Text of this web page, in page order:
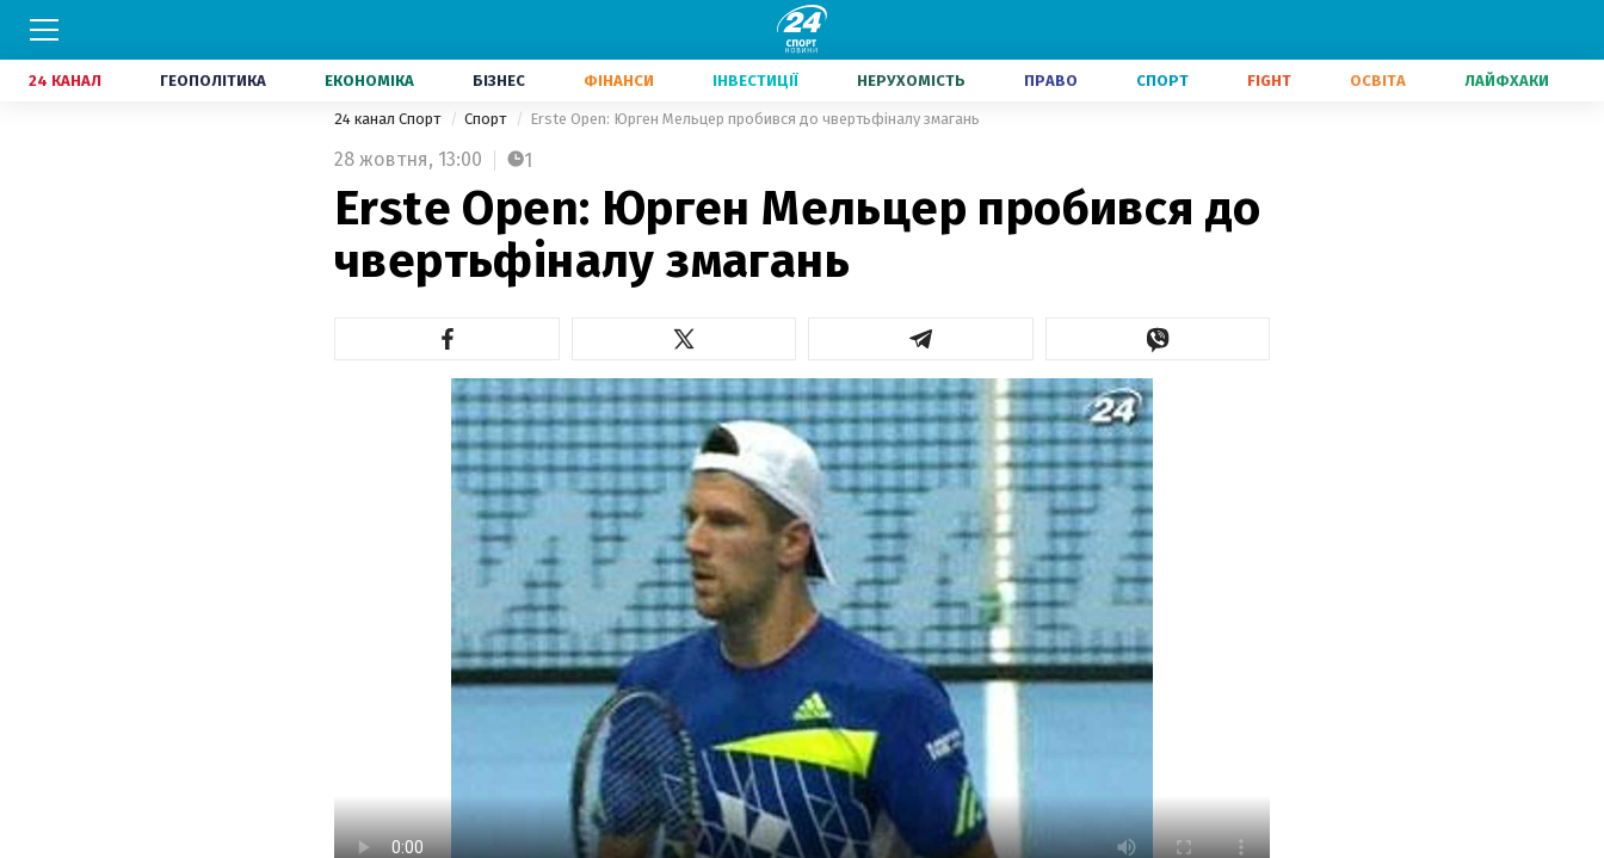
24 КАНАЛ ГЕОПОЛІТИКА ЕКОНОМІКА БІЗНЕС ФІНАНСИ ІНВЕСТИЦІЇ НЕРУХОМІСТЬ ПРАВО СПОРТ FIGHT ОСВІТА ЛАЙФХАКИ
24 канал Спорт Спорт Erste Open: Юрген Мельцер пробився до чвертьфіналу змагань
28 жовтня, 13:00 1
Erste Open: Юрген Мельцер пробився до
чвертьфіналу змагань